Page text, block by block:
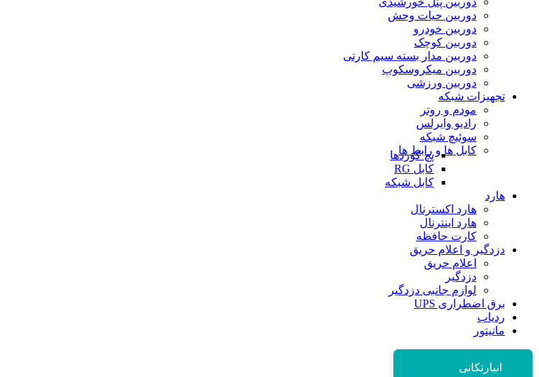
دوربین حیات وحش
دوربین خودرو
دوربین کوچک
دوربین مدار بسته سیم کارتی
دوربین میکروسکوپ
دوربین ورزشی
تجهیزات شبکه
مودم و روتر
رادیو وایرلس
سوئیچ شبکه
کابل ها و رابط ها
پچ کوردها
کابل RG
کابل شبکه
هارد
هارد اکسترنال
هارد اینترنال
کارت حافظه
دزدگیر و اعلام حریق
اعلام حریق
دزدگیر
لوازم جانبی دزدگیر
برق اضطراری UPS
ردیاب
مانیتور
انبارتکانی